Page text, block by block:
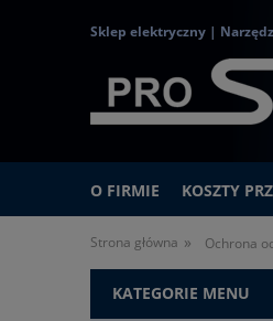
Sklep elektryczny |
O FIRMIE KOSZTY
Strona główna » Ochrona
KATEGORIE MENU